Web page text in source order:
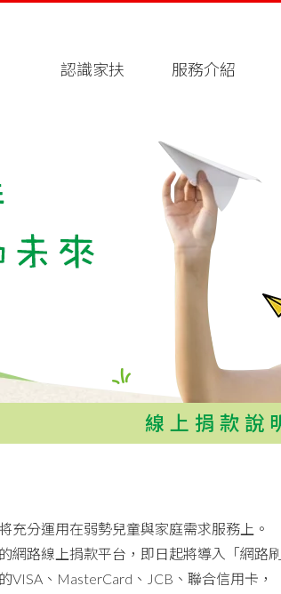
認識家扶 服務介紹
線上捐款說
充分運用在弱勢兒童與家庭需求服務上。
網路線上捐款平台，即日起將導入「網路
VISA、MasterCard、JCB、聯合信用卡，